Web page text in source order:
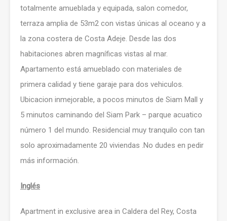
totalmente amueblada y equipada, salon comedor,
terraza amplia de 53m2 con vistas únicas al oceano y a
la zona costera de Costa Adeje. Desde las dos
habitaciones abren magníficas vistas al mar.
Apartamento está amueblado con materiales de
primera calidad y tiene garaje para dos vehiculos.
Ubicacion inmejorable, a pocos minutos de Siam Mall y
5 minutos caminando del Siam Park – parque acuatico
número 1 del mundo. Residencial muy tranquilo con tan
solo aproximadamente 20 viviendas .No dudes en pedir
más información.
Inglés
Apartment in exclusive area in Caldera del Rey, Costa